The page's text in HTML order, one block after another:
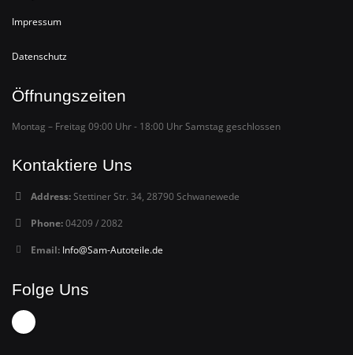
Impressum
Datenschutz
Öffnungszeiten
Montag – Freitag 09:00 Uhr - 18:00 Uhr Samstag geschlossen
Kontaktiere Uns
Address: Stettiner Str. 34, 28790 Schwanewede
Phone:04209 / 2082
Email: Info@Sam-Autoteile.de
Folge Uns